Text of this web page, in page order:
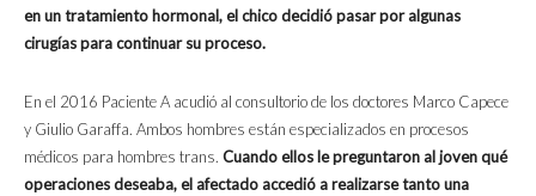
en un tratamiento hormonal, el chico decidió pasar por algunas
cirugías para continuar su proceso.
En el 2016 Paciente A acudió al consultorio de los doctores Marco Capece
y Giulio Garaffa. Ambos hombres están especializados en procesos
médicos para hombres trans. Cuando ellos le preguntaron al joven qué
operaciones deseaba, el afectado accedió a realizarse tanto una